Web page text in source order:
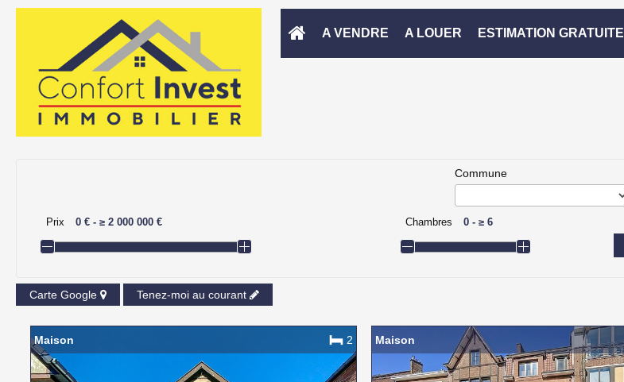
A VENDRE A LOUER ESTIMATION GRATUITE
Commune
Prix 0 €- ≥ 2 000 000 € Chambres 0 -≥ 6
Carte Google Tenez-moi au courant
Maison 2 Maison